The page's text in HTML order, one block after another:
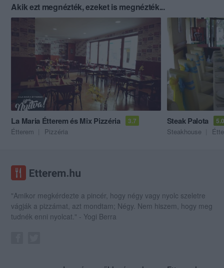
Akik ezt megnézték, ezeket is megnézték...
La Maria Étterem és Mix Pizzéria 3.7
Étterem Pizzéria
Steak Palota
Steakhouse
"Amikor megkérdezte a pincér, hogy négy vagy nyolc szeletre
vágják a pizzámat, azt mondtam; Négy. Nem hiszem, hogy meg
tudnék enni nyolcat." - Yogi Berra